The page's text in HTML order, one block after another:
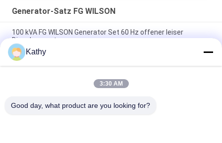
Generator-Satz FG WILSON
100 kVA FG WILSON Generator Set 60 Hz offener leiser
Dieselgenerator
Portable-offene Art Diesel- Generator Bedienfeld
30KW/37.5KVA Tiefsee-6020
4 Generator-Satz des Zylinder-FG WILSON, schalldichter
Kathy
3:30 AM
Good day, what product are you looking for?